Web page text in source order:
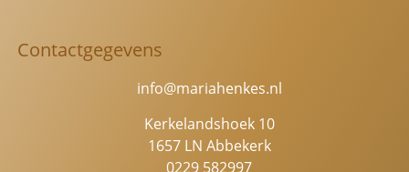
Contactgegevens
info@mariahenkes.nl
Kerkelandshoek 10
1657 LN Abbekerk
0229 582997